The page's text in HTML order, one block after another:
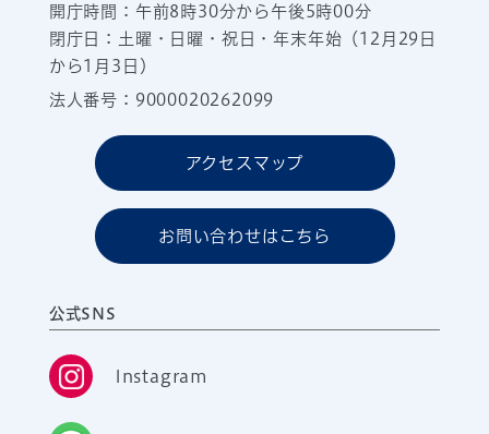
開庁時間：午前8時30分から午後5時00分
閉庁日：土曜・日曜・祝日・年末年始（12月29日
から1月3日）
法人番号：9000020262099
アクセスマップ
お問い合わせはこちら
公式SNS
Instagram